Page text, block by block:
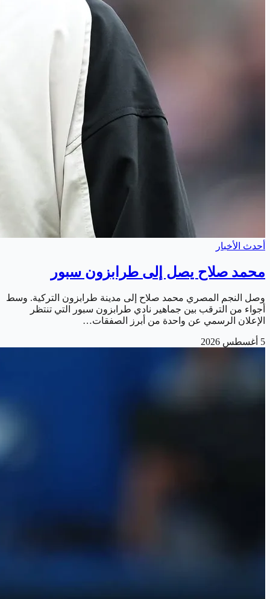
أحدث الأخبار
محمد صلاح يصل إلى طرابزون سبور
وصل النجم المصري محمد صلاح إلى مدينة طرابزون التركية. وسط
أجواء من الترقب بين جماهير نادي طرابزون سبور التي تنتظر
الإعلان الرسمي عن واحدة من أبرز الصفقات…
5 أغسطس 2026